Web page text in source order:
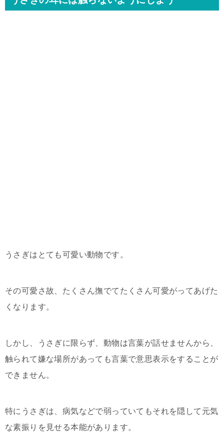
うさぎはとても可愛い動物です。
その可愛さ故、たくさん撫でてたくさん可愛がってあげた
くなります。
しかし、うさぎに限らず、動物は言葉が話せませんから、
触られて嫌な場所があっても言葉で意思表示をすることが
できません。
特にうさぎは、病気などで弱っていてもそれを隠して元気
な素振りを見せる本能があります。